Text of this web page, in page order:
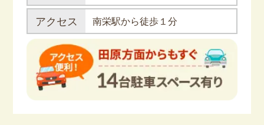
アクセス 南栄駅から徒歩１分